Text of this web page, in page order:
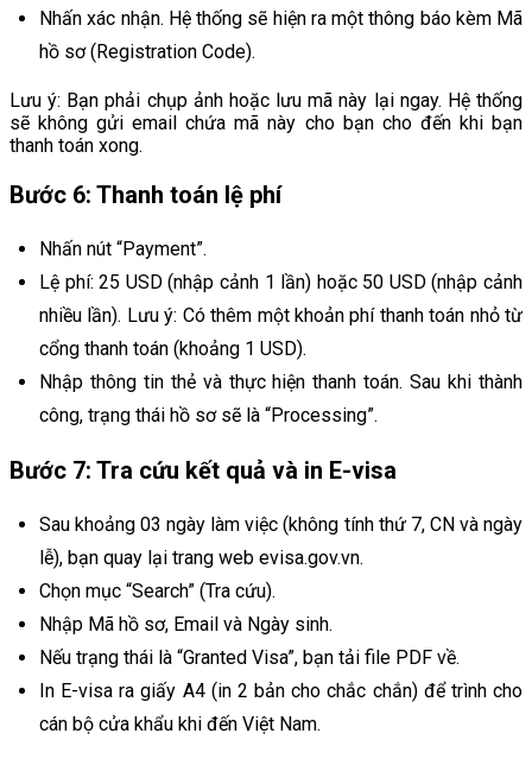
Nhấn xác nhận. Hệ thống sẽ hiện ra một thông báo kèm Mã
hồ sơ (Registration Code).
Lưu ý: Bạn phải chụp ảnh hoặc lưu mã này lại ngay. Hệ thống
sẽ không gửi email chứa mã này cho bạn cho đến khi bạn
thanh toán xong.
Bước 6: Thanh toán lệ phí
Nhấn nút “Payment”.
Lệ phí: 25 USD (nhập cảnh 1 lần) hoặc 50 USD (nhập cảnh
nhiều lần). Lưu ý: Có thêm một khoản phí thanh toán nhỏ từ
cổng thanh toán (khoảng 1 USD).
Nhập thông tin thẻ và thực hiện thanh toán. Sau khi thành
công, trạng thái hồ sơ sẽ là “Processing”.
Bước 7: Tra cứu kết quả và in E-visa
Sau khoảng 03 ngày làm việc (không tính thứ 7, CN và ngày
lễ), bạn quay lại trang web evisa.gov.vn.
Chọn mục “Search” (Tra cứu).
Nhập Mã hồ sơ, Email và Ngày sinh.
Nếu trạng thái là “Granted Visa”, bạn tải file PDF về.
In E-visa ra giấy A4 (in 2 bản cho chắc chắn) để trình cho
cán bộ cửa khẩu khi đến Việt Nam.